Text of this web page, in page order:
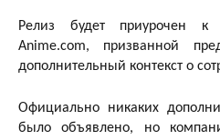
Релиз будет приурочен
Anime.com, призванной
дополнительный контекст о
Официально никаких
было объявлено, но